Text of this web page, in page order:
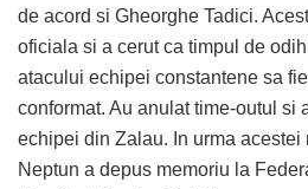
de acord si Gheorghe Tadici.
oficiala si a cerut ca timpul de
atacului echipei constantene sa
conformat. Au anulat time-outul si
echipei din Zalau. In urma
Neptun a depus memoriu la